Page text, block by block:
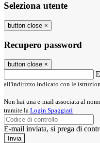
Seleziona utente
button close ×
Recupero password
button close ×
all'indirizzo indicato con le
Non hai una e-mail associata al
tramite la Login Spaggiari
E-mail inviata, si prega di